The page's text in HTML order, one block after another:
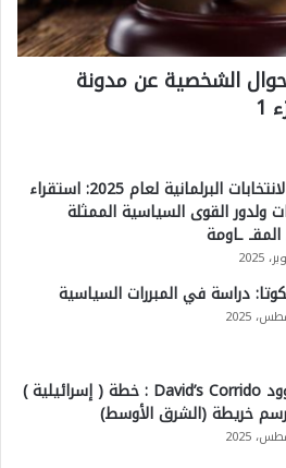
الشخصية عن مدونة
خارطة الانتخابات البرلمانية لعام 2025: استقراء
ولدور القوى السياسية الممثلة
ـاومة
دراسة في المبررات السياسية
ممر داوود David’s Corrido : خطة ( إسرائيلية )
خريطة (الشرق الأوسط)